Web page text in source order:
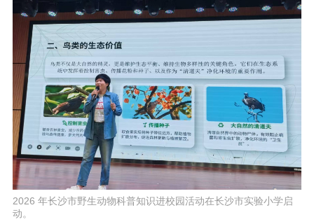
2026 年长沙市野生动物科普知识进校园活动在长沙市实验小学启
动。